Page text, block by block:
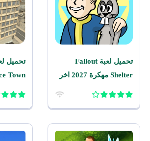
تحميل لعبة Fallout
Shelter مهكرة 2027 اخر